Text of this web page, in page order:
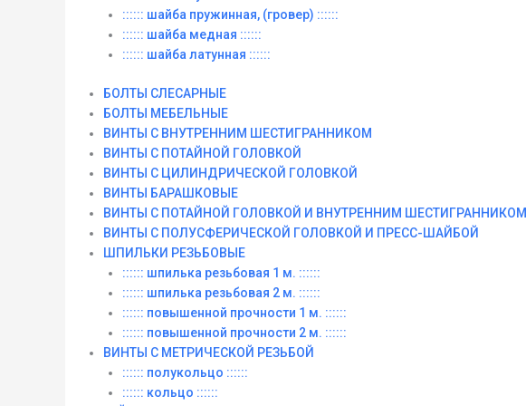
:::::: шайба пружинная, (гровер) ::::::
:::::: шайба медная ::::::
:::::: шайба латунная ::::::
БОЛТЫ СЛЕСАРНЫЕ
БОЛТЫ МЕБЕЛЬНЫЕ
ВИНТЫ С ВНУТРЕННИМ ШЕСТИГРАННИКОМ
ВИНТЫ С ПОТАЙНОЙ ГОЛОВКОЙ
ВИНТЫ С ЦИЛИНДРИЧЕСКОЙ ГОЛОВКОЙ
ВИНТЫ БАРАШКОВЫЕ
ВИНТЫ С ПОТАЙНОЙ ГОЛОВКОЙ И ВНУТРЕННИМ ШЕСТИГРАННИКОМ
ВИНТЫ С ПОЛУСФЕРИЧЕСКОЙ ГОЛОВКОЙ И ПРЕСС-ШАЙБОЙ
ШПИЛЬКИ РЕЗЬБОВЫЕ
:::::: шпилька резьбовая 1 м. ::::::
:::::: шпилька резьбовая 2 м. ::::::
:::::: повышенной прочности 1 м. ::::::
:::::: повышенной прочности 2 м. ::::::
ВИНТЫ C МЕТРИЧЕСКОЙ РЕЗЬБОЙ
:::::: полукольцо ::::::
:::::: кольцо ::::::